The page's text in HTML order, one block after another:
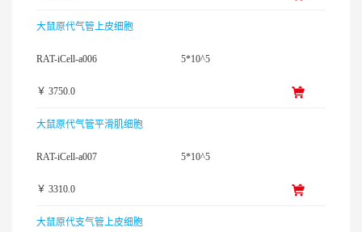
大鼠原代气管上皮细胞
RAT-iCell-a006 5*10^5
￥ 3750.0
大鼠原代气管平滑肌细胞
RAT-iCell-a007 5*10^5
￥ 3310.0
大鼠原代支气管上皮细胞